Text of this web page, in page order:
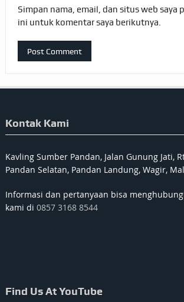
Simpan nama, email, dan situs web saya
ini untuk komentar saya berikutnya.
Kontak Kami
Kavling Sumber Pandan, Jalan Gunung Jati,
Pandan Selatan, Pandan Landung, Wagir,
Informasi dan pertanyaan bisa
kami di 0857 3168 8544
Find Us At YouTube